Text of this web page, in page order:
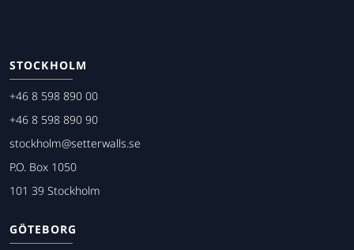
STOCKHOLM
+46 8 598 890 00
+46 8 598 890 90
stockholm@setterwalls.se
P.O. Box 1050
101 39 Stockholm
GÖTEBORG